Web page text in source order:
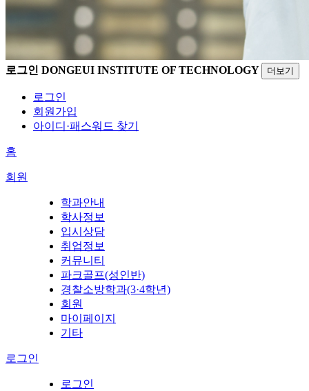
로그인 DONGEUI INSTITUTE OF TECHNOLOGY 더보기
로그인
회원가입
아이디·패스워드 찾기
홈
회원
학과안내
학사정보
입시상담
취업정보
커뮤니티
파크골프(성인반)
경찰소방학과(3·4학년)
회원
마이페이지
기타
로그인
로그인